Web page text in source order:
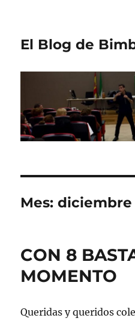
El Blog de
Mes:diciembre
CON 8
MOMENTO
Queridas y queridos